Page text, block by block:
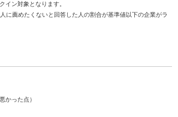
イン対象となります。
に薦めたくないと回答した人の割合が基準値以下の企業がラ
かった点）